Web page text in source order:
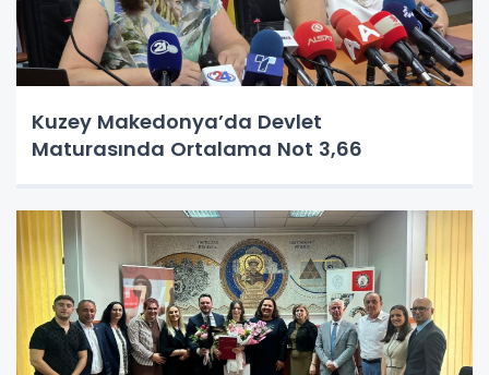
Kuzey Makedonya’da Devlet
Maturasında Ortalama Not 3,66